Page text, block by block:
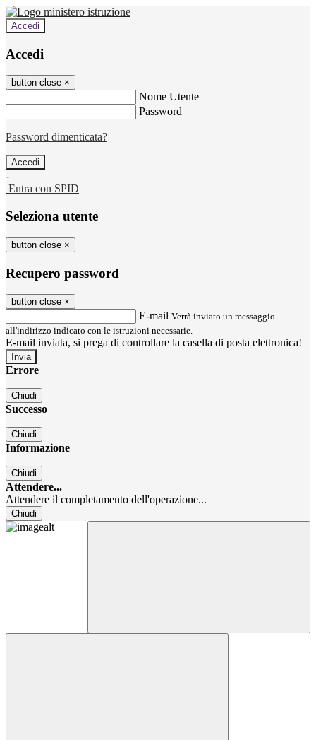
Accedi
Accedi
button close ×
Nome Utente
Password
Password dimenticata?
-
Entra con SPID
Seleziona utente
button close ×
Recupero password
button close ×
E-mail Verrà inviato un messaggio
all'indirizzo indicato con le istruzioni necessarie.
E-mail inviata, si prega di controllare la casella di posta elettronica!
Errore
Chiudi
Successo
Chiudi
Informazione
Chiudi
Attendere...
Attendere il completamento dell'operazione...
Chiudi